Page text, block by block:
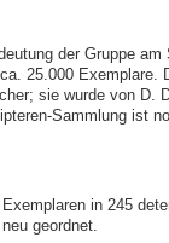
der Gruppe am
25.000 Exemplare.
sie wurde von D.
Sammlung ist
in 245
geordnet.